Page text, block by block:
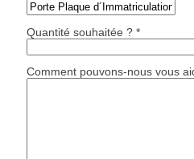
Quantité souhaitée ? *
Comment pouvons-nous vous